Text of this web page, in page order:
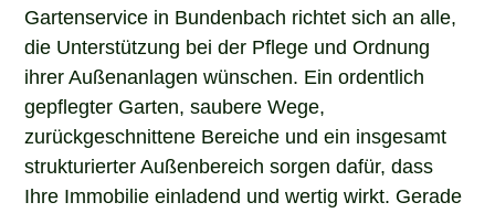
Gartenservice in Bundenbach richtet sich an alle,
die Unterstützung bei der Pflege und Ordnung
ihrer Außenanlagen wünschen. Ein ordentlich
gepflegter Garten, saubere Wege,
zurückgeschnittene Bereiche und ein insgesamt
strukturierter Außenbereich sorgen dafür, dass
Ihre Immobilie einladend und wertig wirkt. Gerade